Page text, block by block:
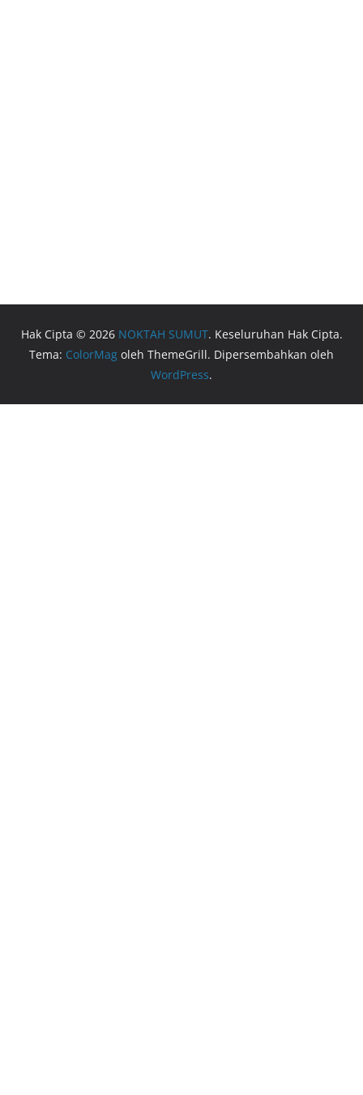
Hak Cipta © 2026 NOKTAH SUMUT. Keseluruhan Hak Cipta.
Tema: ColorMag oleh ThemeGrill. Dipersembahkan oleh
WordPress.